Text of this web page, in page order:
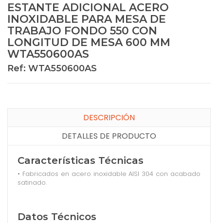
ESTANTE ADICIONAL ACERO
INOXIDABLE PARA MESA DE
TRABAJO FONDO 550 CON
LONGITUD DE MESA 600 MM
WTA550600AS
Ref: WTA550600AS
DESCRIPCIÓN
DETALLES DE PRODUCTO
Características Técnicas
• Fabricados en acero inoxidable AISI 304 con acabado
satinado.
Datos Técnicos